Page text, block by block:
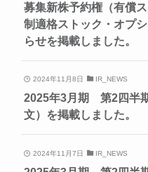
募集新株予約権（有償
制適格ストック・オプ
らせを掲載しました。
2024年11月8日 IR_NEWS
2025年3月期 第2四半
文）を掲載しました。
2024年11月7日 IR_NEWS